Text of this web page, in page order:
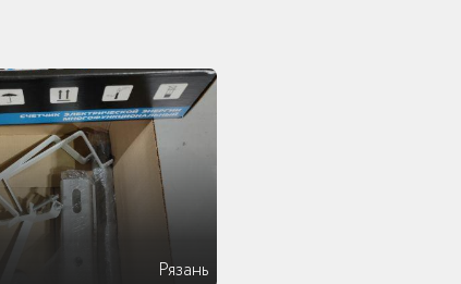
Рязань